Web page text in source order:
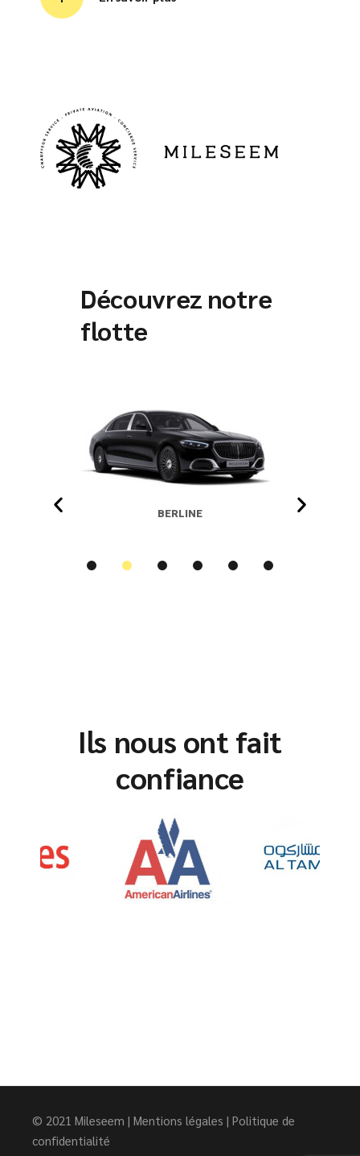
Découvrez notre
flotte
BERLINE
Ils nous ont fait
confiance
© 2021 Mileseem | Mentions légales | Politique de
confidentialité